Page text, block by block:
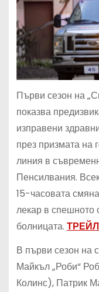
Първи сезон на
показва
изправени
през призмата на
линия в
Пенсилвания.
15-часовата
лекар в спешното
болницата.
В първи сезон на
Майкъл „Роби“
Колинс), Патрик